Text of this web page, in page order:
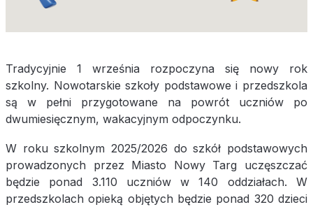
Tradycyjnie 1 września rozpoczyna się nowy rok
szkolny. Nowotarskie szkoły podstawowe i przedszkola
są w pełni przygotowane na powrót uczniów po
dwumiesięcznym, wakacyjnym odpoczynku.
W roku szkolnym 2025/2026 do szkół podstawowych
prowadzonych przez Miasto Nowy Targ uczęszczać
będzie ponad 3.110 uczniów w 140 oddziałach. W
przedszkolach opieką objętych będzie ponad 320 dzieci